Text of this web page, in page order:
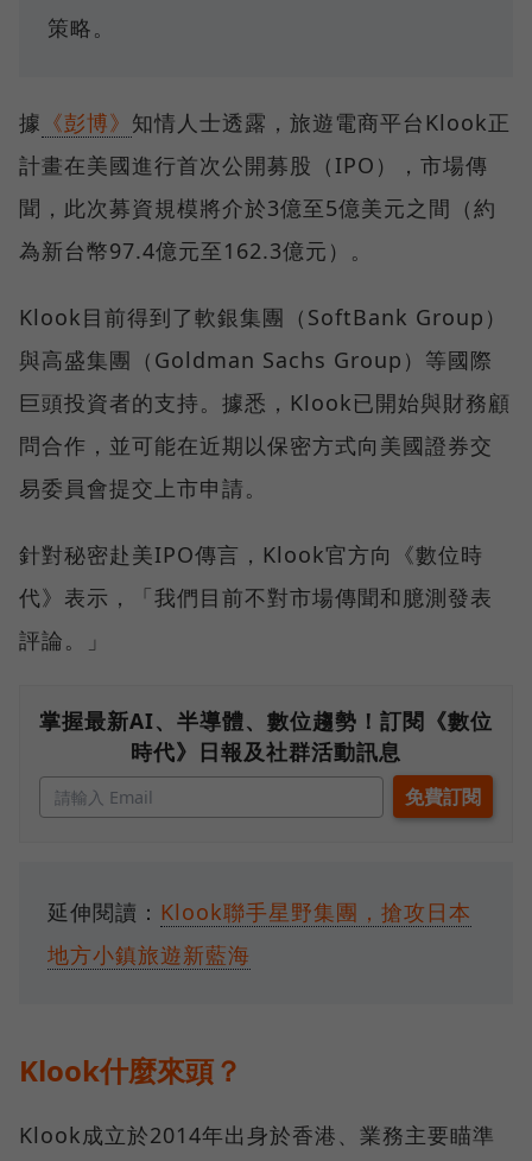
策略。
據 《彭博》 知情人士透露，旅遊電商平台Klook正
計畫在美國進行首次公開募股（IPO），市場傳
聞，此次募資規模將介於3億至5億美元之間（約
為新台幣97.4億元至162.3億元）。
Klook目前得到了軟銀集團（SoftBank Group）
與高盛集團（Goldman Sachs Group）等國際
巨頭投資者的支持。據悉，Klook已開始與財務顧
問合作，並可能在近期以保密方式向美國證券交
易委員會提交上市申請。
針對秘密赴美IPO傳言，Klook官方向《數位時
代》表示，「我們目前不對市場傳聞和臆測發表
評論。」
掌握最新AI、半導體、數位趨勢！訂閱《數位
時代》日報及社群活動訊息
延伸閱讀： Klook聯手星野集團，搶攻日本
地方小鎮旅遊新藍海
Klook什麼來頭？
Klook成立於2014年出身於香港、業務主要瞄準